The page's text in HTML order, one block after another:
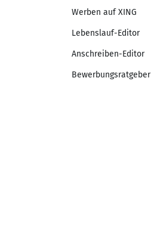
Werben auf XING
Lebenslauf-Editor
Anschreiben-Editor
Bewerbungsratgeber